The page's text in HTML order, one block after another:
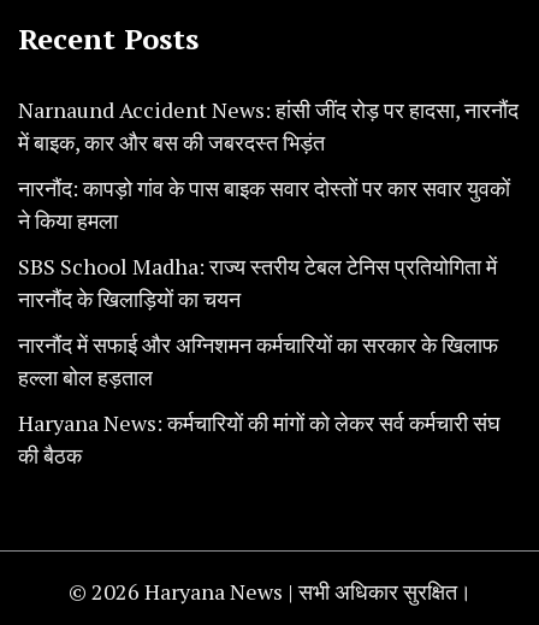
Recent Posts
Narnaund Accident News: हांसी जींद रोड़ पर हादसा, नारनौंद
में बाइक, कार और बस की जबरदस्त भिड़ंत
नारनौंद: कापड़ो गांव के पास बाइक सवार दोस्तों पर कार सवार युवकों
ने किया हमला
SBS School Madha: राज्य स्तरीय टेबल टेनिस प्रतियोगिता में
नारनौंद के खिलाड़ियों का चयन
नारनौंद में सफाई और अग्निशमन कर्मचारियों का सरकार के खिलाफ
हल्ला बोल हड़ताल
Haryana News: कर्मचारियों की मांगों को लेकर सर्व कर्मचारी संघ
की बैठक
© 2026 Haryana News | सभी अधिकार सुरक्षित।